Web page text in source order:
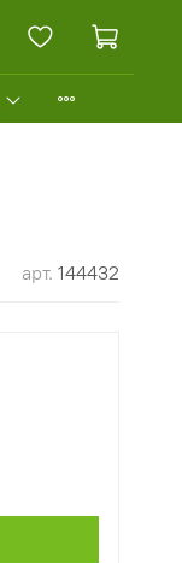
арт. 144432